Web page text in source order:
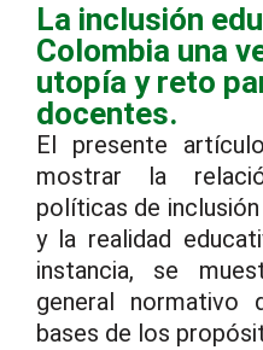
La inclusión
Colombia una
utopía y reto
docentes.
El presente
mostrar la
políticas de
y la realidad
instancia, se
general normativo
bases de los